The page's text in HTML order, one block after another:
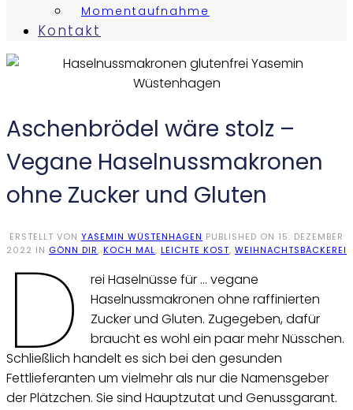
Momentaufnahme
Kontakt
Aschenbrödel wäre stolz –
Vegane Haselnussmakronen
ohne Zucker und Gluten
ERSTELLT VON YASEMIN WÜSTENHAGEN PUBLISHED ON 15. DEZEMBER
2022 IN GÖNN DIR, KOCH MAL, LEICHTE KOST, WEIHNACHTSBÄCKEREI
D
rei Haselnüsse für … vegane
Haselnussmakronen ohne raffinierten
Zucker und Gluten. Zugegeben, dafür
braucht es wohl ein paar mehr Nüsschen.
Schließlich handelt es sich bei den gesunden
Fettlieferanten um vielmehr als nur die Namensgeber
der Plätzchen. Sie sind Hauptzutat und Genussgarant.